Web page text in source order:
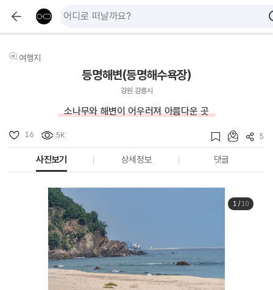
여행지
등명해변(등명해수욕장)
강원 강릉시
소나무와 해변이 어우러져 아름다운 곳
16 5K 5
사진보기 상세정보 댓글
1/ 10